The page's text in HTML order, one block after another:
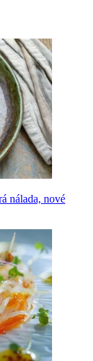
nálada, nové